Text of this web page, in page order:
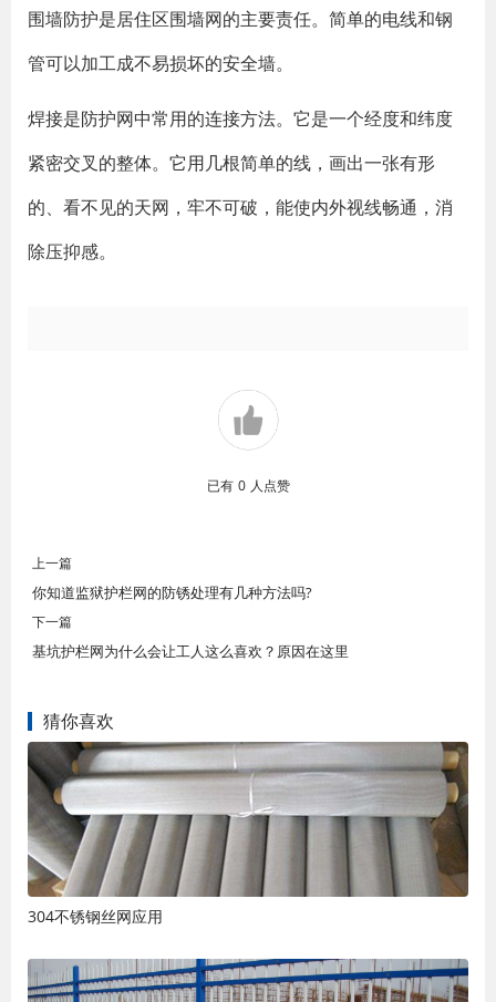
围墙防护是居住区围墙网的主要责任。简单的电线和钢
管可以加工成不易损坏的安全墙。
焊接是防护网中常用的连接方法。它是一个经度和纬度
紧密交叉的整体。它用几根简单的线，画出一张有形
的、看不见的天网，牢不可破，能使内外视线畅通，消
除压抑感。
已有 0 人点赞
上一篇
你知道监狱护栏网的防锈处理有几种方法吗?
下一篇
基坑护栏网为什么会让工人这么喜欢？原因在这里
猜你喜欢
304不锈钢丝网应用